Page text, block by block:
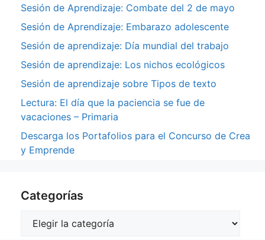
Sesión de Aprendizaje: Combate del 2 de mayo
Sesión de Aprendizaje: Embarazo adolescente
Sesión de aprendizaje: Día mundial del trabajo
Sesión de aprendizaje: Los nichos ecológicos
Sesión de aprendizaje sobre Tipos de texto
Lectura: El día que la paciencia se fue de
vacaciones – Primaria
Descarga los Portafolios para el Concurso de Crea
y Emprende
Categorías
Categorías